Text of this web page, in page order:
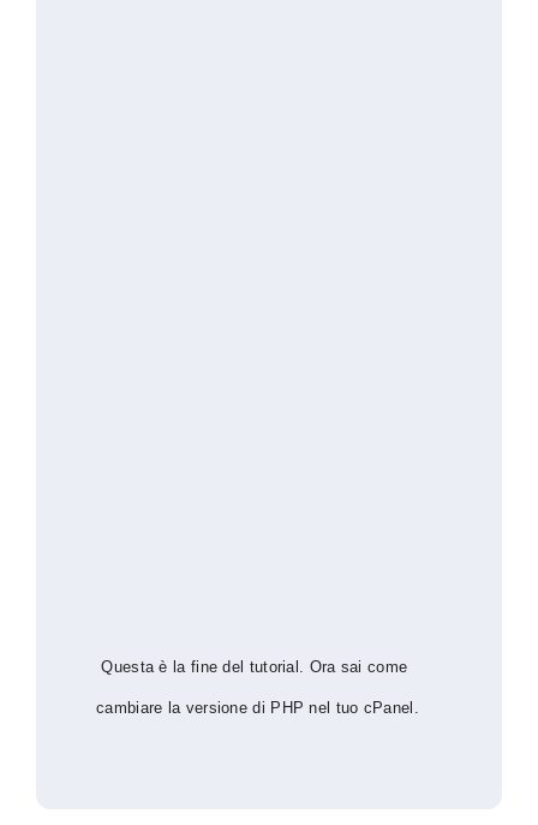
Questa è la fine del tutorial. Ora sai come
cambiare la versione di PHP nel tuo cPanel.